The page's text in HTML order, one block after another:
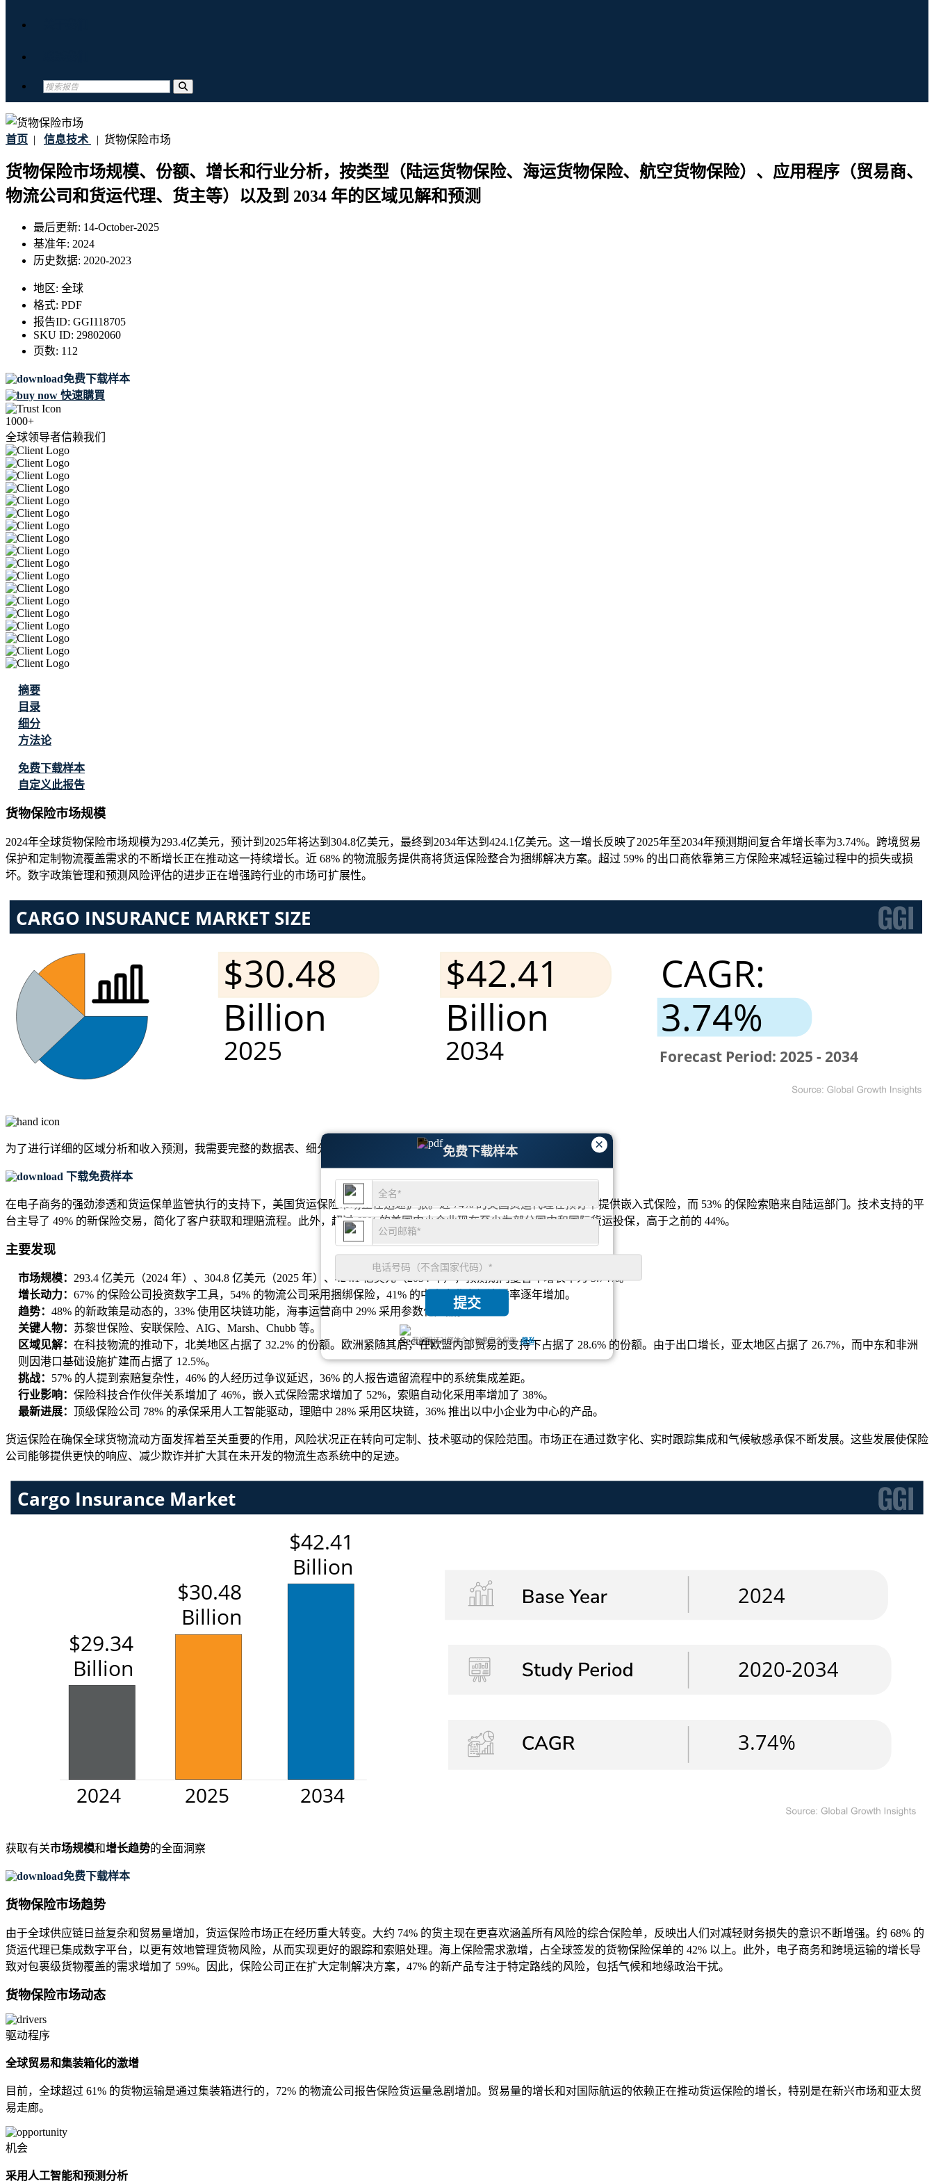
首页 | 信息技术 | 货物保险市场
货物保险市场规模、份额、增长和行业分析，按类型（陆运货物保险、海运货物保险、航空货物保险）、应用程序（贸易商、
物流公司和货运代理、货主等）以及到 2034 年的区域见解和预测
最后更新: 14-October-2025
基准年: 2024
历史数据: 2020-2023
地区: 全球
格式: PDF
报告ID: GGI118705
SKU ID: 29802060
页数: 112
免费下载样本
快速購買
1000+
全球领导者信赖我们
×
免费下载样本
提交
我们保证对您的个人信息完全保密.隐私
摘要
目录
细分
方法论
免费下载样本
自定义此报告
货物保险市场规模
2024年全球货物保险市场规模为293.4亿美元，预计到2025年将达到304.8亿美元，最终到2034年达到424.1亿美元。这一增长反映了2025年至2034年预测期间复合年增长率为3.74%。跨境贸易
保护和定制物流覆盖需求的不断增长正在推动这一持续增长。近 68% 的物流服务提供商将货运保险整合为捆绑解决方案。超过 59% 的出口商依靠第三方保险来减轻运输过程中的损失或损
坏。数字政策管理和预测风险评估的进步正在增强跨行业的市场可扩展性。
为了进行详细的区域分析和收入预测，我需要完整的数据表、细分市场分析和竞争格局。
下载免费样本
在电子商务的强劲渗透和货运保单监管执行的支持下，美国货运保险市场正在迅速扩张。近 74% 的美国货运代理在预订中提供嵌入式保险，而 53% 的保险索赔来自陆运部门。技术支持的平
台主导了 49% 的新保险交易，简化了客户获取和理赔流程。此外，超过 62% 的美国中小企业现在至少为部分国内和国际货运投保，高于之前的 44%。
主要发现
市场规模： 293.4 亿美元（2024 年）、304.8 亿美元（2025 年）、424.1 亿美元（2034 年），预测期内复合年增长率为 3.74%。
增长动力： 67% 的保险公司投资数字工具，54% 的物流公司采用捆绑保险，41% 的中小企业市场渗透率逐年增加。
趋势： 48% 的新政策是动态的，33% 使用区块链功能，海事运营商中 29% 采用参数化产品。
关键人物： 苏黎世保险、安联保险、AIG、Marsh、Chubb 等。
区域见解： 在科技物流的推动下，北美地区占据了 32​​.2% 的份额。欧洲紧随其后，在欧盟内部贸易的支持下占据了 28.6% 的份额。由于出口增长，亚太地区占据了 26.7%，而中东和非洲
则因港口基础设施扩建而占据了 12.5%。
挑战： 57% 的人提到索赔复杂性，46% 的人经历过争议延迟，36% 的人报告遗留流程中的系统集成差距。
行业影响： 保险科技合作伙伴关系增加了 46%，嵌入式保险需求增加了 52%，索赔自动化采用率增加了 38%。
最新进展： 顶级保险公司 78% 的承保采用人工智能驱动，理赔中 28% 采用区块链，36% 推出以中小企业为中心的产品。
货运保险在确保全球货物流动方面发挥着至关重要的作用，风险状况正在转向可定制、技术驱动的保险范围。市场正在通过数字化、实时跟踪集成和气候敏感承保不断发展。这些发展使保险
公司能够提供更快的响应、减少欺诈并扩大其在未开发的物流生态系统中的足迹。
获取有关市场规模和增长趋势的全面洞察
免费下载样本
货物保险市场趋势
由于全球供应链日益复杂和贸易量增加，货运保险市场正在经历重大转变。大约 74% 的货主现在更喜欢涵盖所有风险的综合保险单，反映出人们对减轻财务损失的意识不断增强。约 68% 的
货运代理已集成数字平台，以更有效地管理货物风险，从而实现更好的跟踪和索赔处理。海上保险需求激增，占全球签发的货物保险保单的 42% 以上。此外，电子商务和跨境运输的增长导
致对包裹级货物覆盖的需求增加了 59%。因此，保险公司正在扩大定制解决方案，47% 的新产品专注于特定路线的风险，包括气候和地缘政治干扰。
货物保险市场动态
驱动程序
全球贸易和集装箱化的激增
目前，全球超过 61% 的货物运输是通过集装箱进行的，72% 的物流公司报告保险货运量急剧增加。贸易量的增长和对国际航运的依赖正在推动货运保险的增长，特别是在新兴市场和亚太贸
易走廊。
机会
采用人工智能和预测分析